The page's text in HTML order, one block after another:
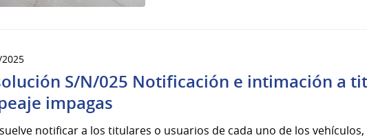
S/N/025 Notificación e intimación a
impagas
notificar a los titulares o usuarios de cada uno de los